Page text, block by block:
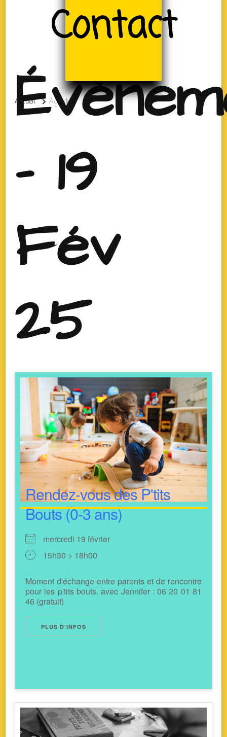
Accueil Agenda
- 19
Fév
25
Rendez-vous des P'tits
Bouts (0-3 ans)
mercredi 19 février
15h30 > 18h00
Moment d'échange entre parents et de rencontre
pour les p'tits bouts. avec Jennifer : 06 20 01 81
46 (gratuit)
PLUS D’INFOS
Contact